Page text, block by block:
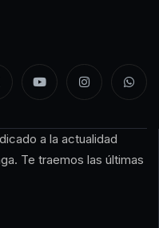
a la actualidad
Te traemos las últimas